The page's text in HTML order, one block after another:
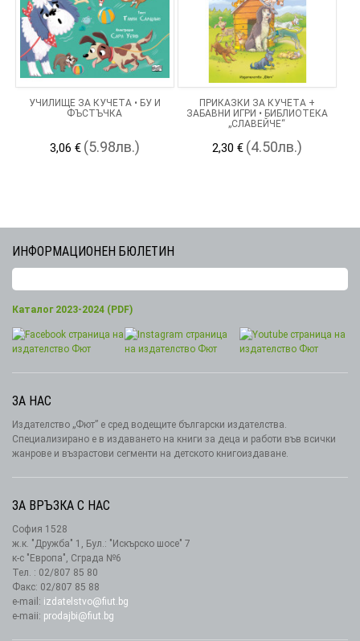
УЧИЛИЩЕ ЗА КУЧЕТА • БУ И
ФЪСТЪЧКА
3,06 € (5.98лв.)
ПРИКАЗКИ ЗА КУЧЕТА +
ЗАБАВНИ ИГРИ • БИБЛИОТЕКА
„СЛАВЕЙЧЕ“
2,30 € (4.50лв.)
ИНФОРМАЦИОНЕН БЮЛЕТИН
Каталог 2023-2024 (PDF)
ЗА НАС
Издателство „Фют” е сред водещите български издателства.
Специализирано е в издаването на книги за деца и работи във всички
жанрове и възрастови сегменти на детското книгоиздаване.
ЗА ВРЪЗКА С НАС
София 1528
ж.к. "Дружба" 1, Бул.: "Искърско шосе" 7
к-с "Европа", Сграда №6
Тел. : 02/807 85 80
Факс: 02/807 85 88
e-mail: izdatelstvo@fiut.bg
e-maii: prodajbi@fiut.bg